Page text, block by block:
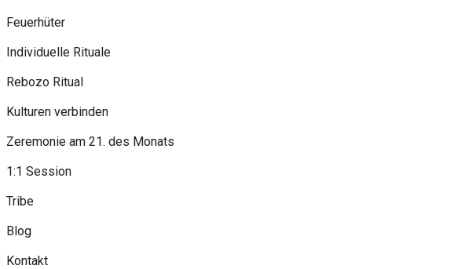
Feuerhüter
Individuelle Rituale
Rebozo Ritual
Kulturen verbinden
Zeremonie am 21. des Monats
1:1 Session
Tribe
Blog
Kontakt